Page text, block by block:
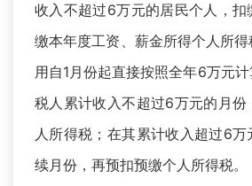
收入不超过6万元的居民个人，扣
缴本年度工资、薪金所得个人所
用自1月份起直接按照全年6万元
税人累计收入不超过6万元的月份
人所得税；在其累计收入超过6
续月份，再预扣预缴个人所得税。